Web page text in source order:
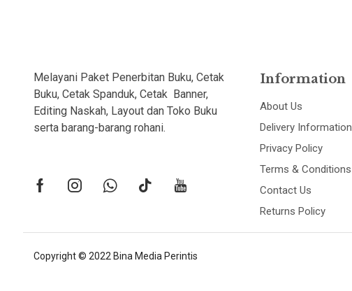
Melayani Paket Penerbitan Buku, Cetak
Buku, Cetak Spanduk, Cetak Banner,
Editing Naskah, Layout dan Toko Buku
serta barang-barang rohani.
Information
About Us
Delivery Information
Privacy Policy
Terms & Conditions
Contact Us
Returns Policy
Copyright © 2022 Bina Media Perintis